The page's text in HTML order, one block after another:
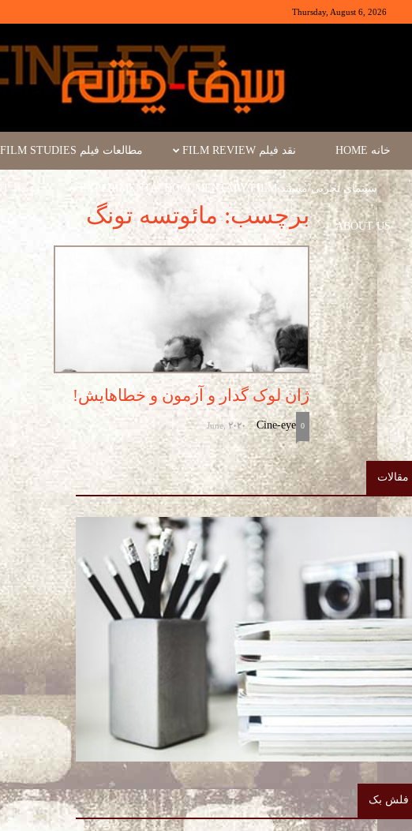
Thursday, August 6, 2026
خانه HOME نقد فیلم FILM REVIEW مطالعات فیلم FILM STUDIES
سینمای تجربی/مستند EXPERIMENTA/ DOCUMENTARY FILM رویداد FILM EVENT
ABOUT US برچسب: مائوتسه تونگ
ژان لوک گدار و آزمون و خطاهایش!
Cine-eye
-
June, 2020 0
مقالات
فلش بک